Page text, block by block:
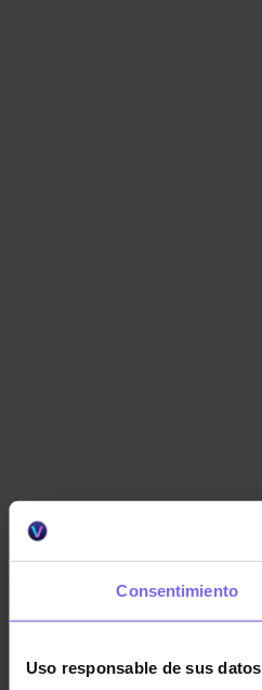
Consentimiento
Uso responsable de sus datos